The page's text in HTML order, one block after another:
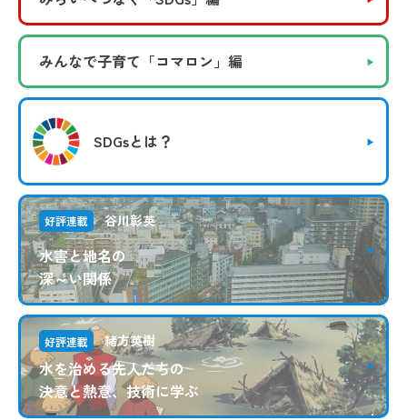
みんなで子育て 「コマロン」編
SDGsとは？
好評連載 谷川彰英
水害と地名の
深～い関係
好評連載 緒方英樹
水を治める先人たちの
決意と熱意、技術に学ぶ